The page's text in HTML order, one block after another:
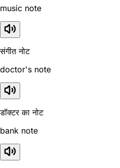
music note
संगीत नोट
doctor's note
डॉक्टर का नोट
bank note